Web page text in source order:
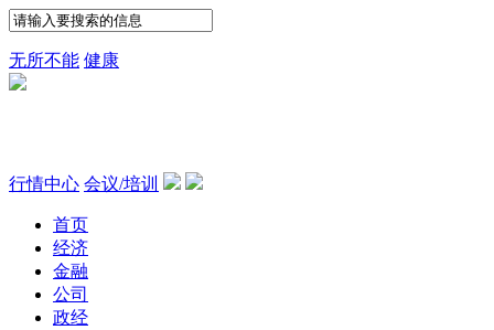
无所不能 健康
行情中心 会议/培训
首页
经济
金融
公司
政经